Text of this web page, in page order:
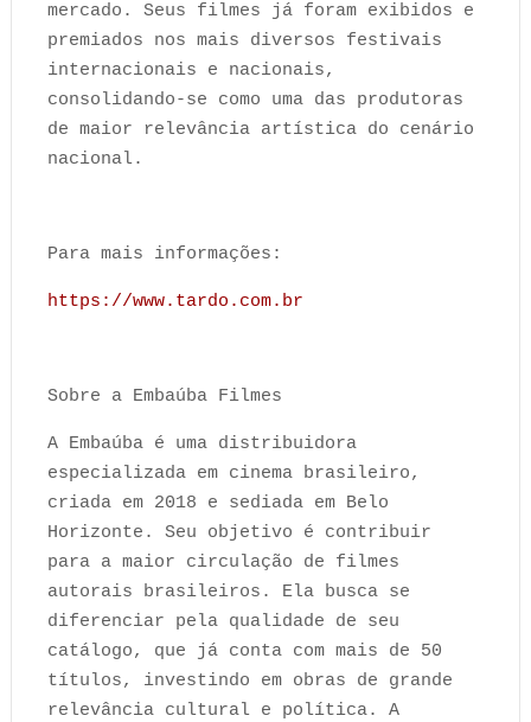
mercado. Seus filmes já foram exibidos e
premiados nos mais diversos festivais
internacionais e nacionais,
consolidando-se como uma das produtoras
de maior relevância artística do cenário
nacional.
Para mais informações:
https://www.tardo.com.br
Sobre a Embaúba Filmes
A Embaúba é uma distribuidora
especializada em cinema brasileiro,
criada em 2018 e sediada em Belo
Horizonte. Seu objetivo é contribuir
para a maior circulação de filmes
autorais brasileiros. Ela busca se
diferenciar pela qualidade de seu
catálogo, que já conta com mais de 50
títulos, investindo em obras de grande
relevância cultural e política. A